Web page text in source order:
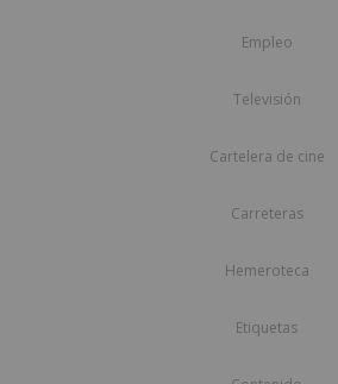
Empleo
Televisión
Cartelera de cine
Carreteras
Hemeroteca
Etiquetas